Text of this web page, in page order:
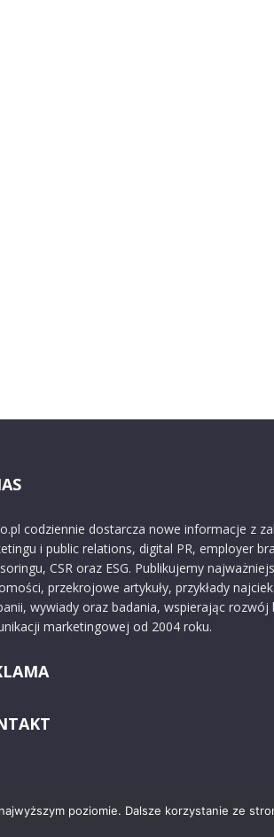
codziennie dostarcza nowe informacje z
i public relations, digital PR, employer
CSR oraz ESG. Publikujemy
przekrojowe artykuły, przykłady
wywiady oraz badania, wspierając rozwój
marketingowej od 2004 roku.
poziomie. Dalsze korzystanie ze